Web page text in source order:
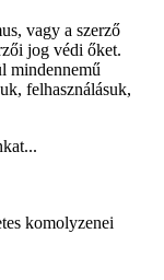
vagy a szerző
jog védi őket.
mindennemű
felhasználásuk,
komolyzenei